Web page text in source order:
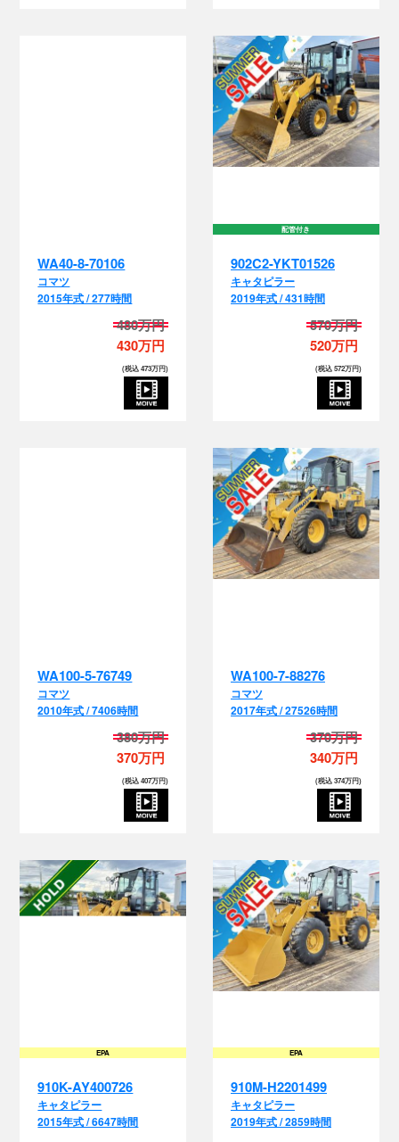
WA40-8-70106
コマツ
2015年式 / 277時間
480万円
430万円
(税込 473万円)
配管付き
902C2-YKT01526
キャタピラー
2019年式 / 431時間
570万円
520万円
(税込 572万円)
WA100-5-76749
コマツ
2010年式 / 7406時間
380万円
370万円
(税込 407万円)
WA100-7-88276
コマツ
2017年式 / 27526時間
370万円
340万円
(税込 374万円)
EPA
910K-AY400726
キャタピラー
2015年式 / 6647時間
EPA
910M-H2201499
キャタピラー
2019年式 / 2859時間